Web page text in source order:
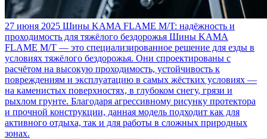
27 июня 2025 Шины KAMA FLAME M/T: надёжность и
проходимость для тяжёлого бездорожья Шины KAMA
FLAME M/T — это специализированное решение для езды в
условиях тяжёлого бездорожья. Они спроектированы с
расчётом на высокую проходимость, устойчивость к
повреждениям и эксплуатацию в самых жёстких условиях —
на каменистых поверхностях, в глубоком снегу, грязи и
рыхлом грунте. Благодаря агрессивному рисунку протектора
и прочной конструкции, данная модель подходит как для
активного отдыха, так и для работы в сложных природных
зонах.